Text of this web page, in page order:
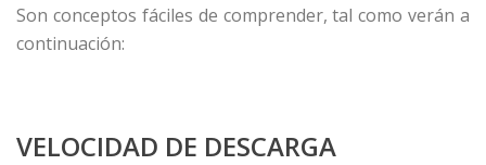
Son conceptos fáciles de comprender, tal como verán a
continuación:
VELOCIDAD DE DESCARGA